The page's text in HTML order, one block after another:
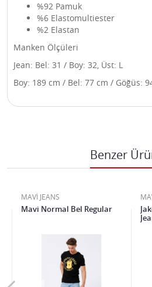
%92 Pamuk
%6 Elastomultiester
%2 Elastan
Manken Ölçüleri
Jean: Bel: 31 / Boy: 32, Üst: L
Boy: 189 cm / Bel: 77 cm / Göğüs:
Benzer
MAVİ JEANS
Mavi Normal Bel Regular